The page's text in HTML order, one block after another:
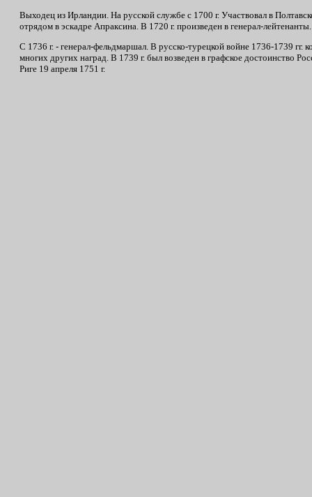
Выходец из Ирландии. На русской службе с 1700 г. Участвовал в
отрядом в эскадре Апраксина. В 1720 г. произведен в генерал-
С 1736 г. - генерал-фельдмаршал. В русско-турецкой войне 1736-1739
многих других наград. В 1739 г. был возведен в графское достоинство
Риге 19 апреля 1751 г.